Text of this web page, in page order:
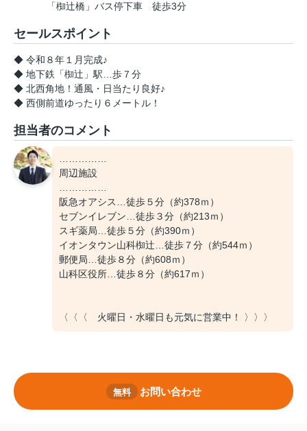
「椥辻橋」バス停下車 徒歩3分
セールスポイント
◆ 令和８年１月完成♪
◆ 地下鉄「椥辻」駅…歩７分
◆ 北西角地！通風・日当たり良好♪
◆ 西側前道ゆったり６メートル！
担当者のコメント
周辺施設
阪急オアシス…徒歩５分（約378ｍ）
セブンイレブン…徒歩３分（約213ｍ）
スギ薬局…徒歩５分（約390ｍ）
イオンタウン山科椥辻…徒歩７分（約544ｍ）
郵便局…徒歩８分（約608ｍ）
山科区役所…徒歩８分（約617ｍ）
〈〈〈 火曜日・水曜日も元気に営業中！ 〉〉〉
無料 お問い合わせ